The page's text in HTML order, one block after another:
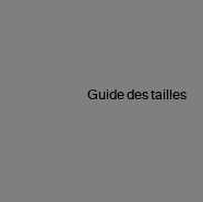
Guide des tailles